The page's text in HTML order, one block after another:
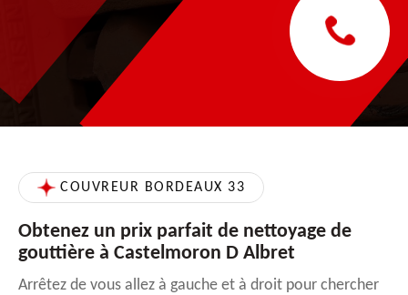
COUVREUR BORDEAUX 33
Obtenez un prix parfait de nettoyage de
gouttière à Castelmoron D Albret
Arrêtez de vous allez à gauche et à droit pour chercher